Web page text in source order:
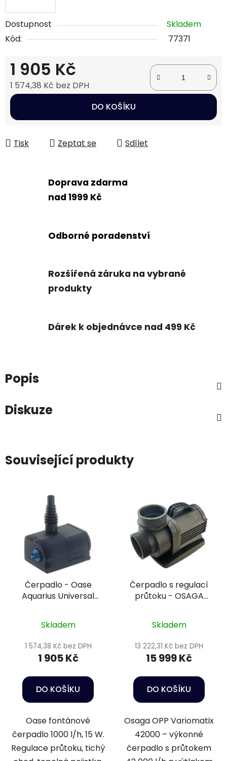
Dostupnost
Skladem
Kód:
77371
1 905 Kč
1 574,38 Kč bez DPH
Měrná cena:
DO KOŠÍKU
Tisk Zeptat se Sdílet
Doprava zdarma
nad 1999 Kč
Odborné poradenství
Rozšířená záruka na vybrané
produkty
Dárek k objednávce nad 499 Kč
Popis
Diskuze
Související produkty
Čerpadlo - Oase
Aquarius Universal
Skladem
1 574,38 Kč bez DPH
1 905 Kč
DO KOŠÍKU
Oase fontánové
čerpadlo 1000 l/h, 15 W.
Regulace průtoku, tichý
Čerpadlo s regulací
průtoku - OSAGA
Skladem
13 222,31 Kč bez DPH
15 999 Kč
DO KOŠÍKU
Osaga OPP Variomatix
42000 – výkonné
čerpadlo s průtokem